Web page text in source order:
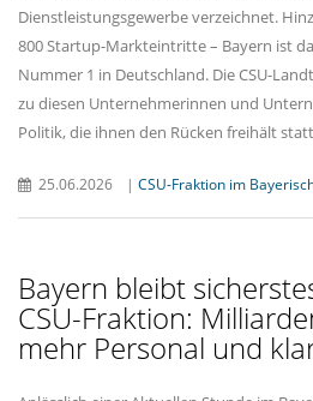
Dienstleistungsgewerbe verzeichnet.
800 Startup-Markteintritte – Bayern ist
Nummer 1 in Deutschland. Die CSU-
zu diesen Unternehmerinnen und
Politik, die ihnen den Rücken freihält
25.06.2026 | CSU-Fraktion im
Bayern bleibt
CSU-Fraktion:
mehr Personal und